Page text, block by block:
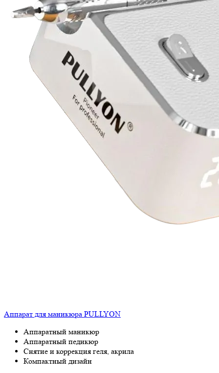
Аппарат для маникюра PULLYON
Аппаратный маникюр
Аппаратный педикюр
Снятие и коррекция геля, акрила
Компактный дизайн